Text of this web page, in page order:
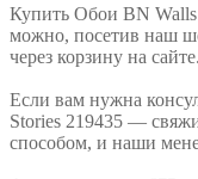
Купить Обои BN
можно, посетив наш
через корзину на сайте.
Если вам нужна
Stories 219435 —
способом, и наши